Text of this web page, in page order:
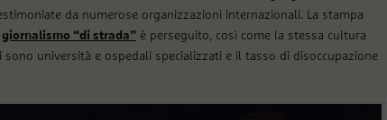
da numerose organizzazioni internazionali. La stampa
giornalismo “di strada” è perseguito, così come la stessa cultura
sono università e ospedali specializzati e il tasso di disoccupazione